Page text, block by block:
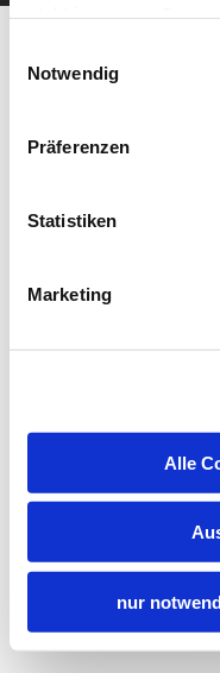
steht in unserer
gelistet.
Notwendig
Präferenzen
Statistiken
Marketing
Alle
nur